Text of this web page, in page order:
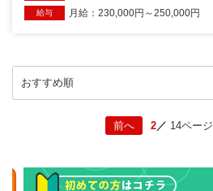
給与 月給：230,000円～250,000円
前へ 2 14ページ